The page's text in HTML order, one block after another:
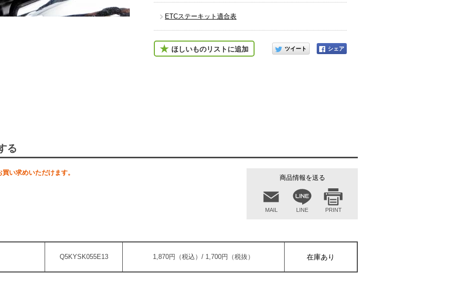
ETCステーキット適合表
ほしいものリストに追加
このアイテムをシェアする
る
商品情報を送る
MAIL LINE PRINT
い求めいただけます。
Q5KYSK055E13 1,870円（税込）/ 1,700円（税抜） 在庫あり